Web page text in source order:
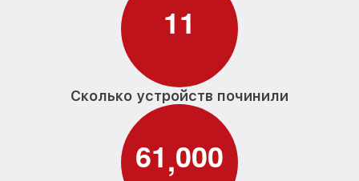
11
Сколько устройств починили
61,000